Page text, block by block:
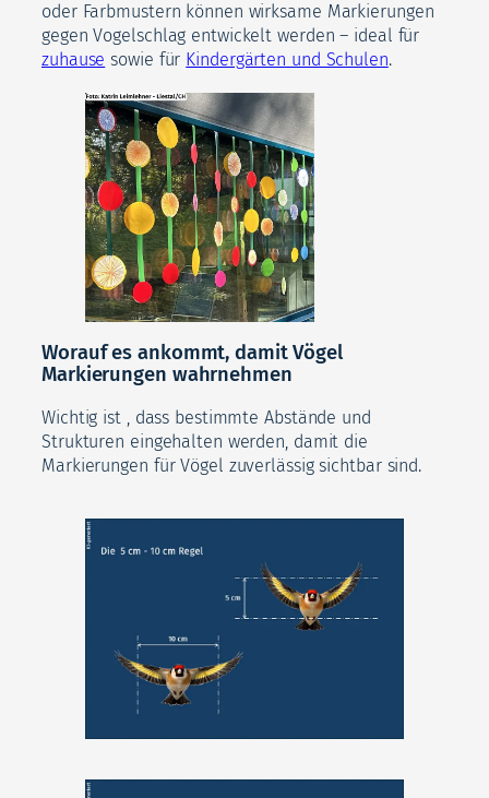
oder Farbmustern können wirksame Markierungen
gegen Vogelschlag entwickelt werden – ideal für
zuhause sowie für Kindergärten und Schulen.
Worauf es ankommt, damit Vögel
Markierungen wahrnehmen
Wichtig ist , dass bestimmte Abstände und
Strukturen eingehalten werden, damit die
Markierungen für Vögel zuverlässig sichtbar sind.